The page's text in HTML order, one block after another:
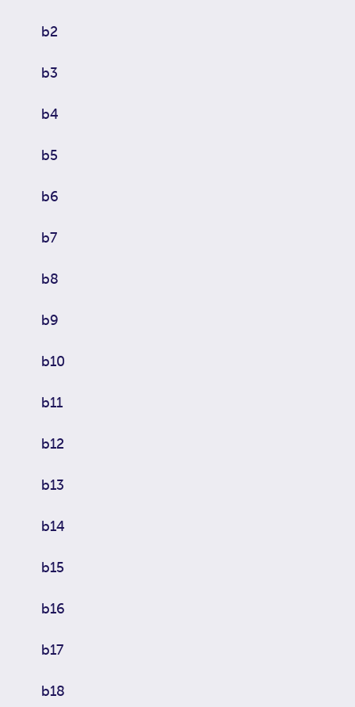
b2
b3
b4
b5
b6
b7
b8
b9
b10
b11
b12
b13
b14
b15
b16
b17
b18